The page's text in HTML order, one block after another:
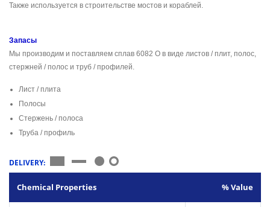
Также используется в строительстве мостов и кораблей.
Запасы
Мы производим и поставляем сплав 6082 O в виде листов / плит, полос,
стержней / полос и труб / профилей.
Лист / плита
Полосы
Стержень / полоса
Труба / профиль
DELIVERY:
Chemical Properties % Value